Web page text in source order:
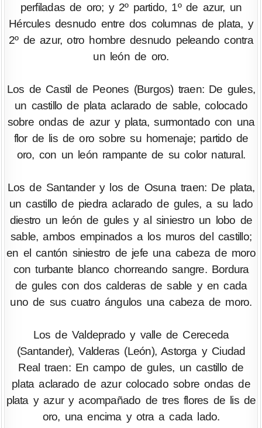
perfiladas de oro; y 2º partido, 1º de azur, un
Hércules desnudo entre dos columnas de plata, y
2º de azur, otro hombre desnudo peleando contra
un león de oro.
Los de Castil de Peones (Burgos) traen: De gules,
un castillo de plata aclarado de sable, colocado
sobre ondas de azur y plata, surmontado con una
flor de lis de oro sobre su homenaje; partido de
oro, con un león rampante de su color natural.
Los de Santander y los de Osuna traen: De plata,
un castillo de piedra aclarado de gules, a su lado
diestro un león de gules y al siniestro un lobo de
sable, ambos empinados a los muros del castillo;
en el cantón siniestro de jefe una cabeza de moro
con turbante blanco chorreando sangre. Bordura
de gules con dos calderas de sable y en cada
uno de sus cuatro ángulos una cabeza de moro.
Los de Valdeprado y valle de Cereceda
(Santander), Valderas (León), Astorga y Ciudad
Real traen: En campo de gules, un castillo de
plata aclarado de azur colocado sobre ondas de
plata y azur y acompañado de tres flores de lis de
oro, una encima y otra a cada lado.